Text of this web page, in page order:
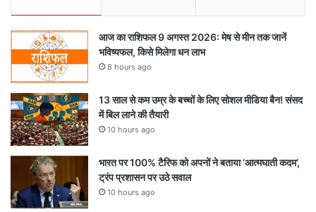
आज का राशिफल 9 अगस्त 2026: मेष से मीन तक जानें
भविष्यफल, किसे मिलेगा धन लाभ
8 hours ago
13 साल से कम उम्र के बच्चों के लिए सोशल मीडिया बैन! संसद
में बिल लाने की तैयारी
10 hours ago
भारत पर 100% टैरिफ को अपनों ने बताया ‘आत्मघाती कदम’,
ट्रंप प्रशासन पर उठे सवाल
10 hours ago